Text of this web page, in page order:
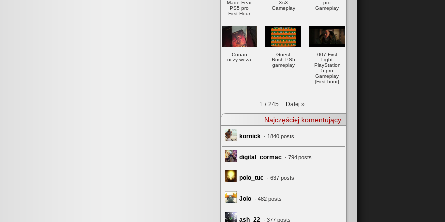
Made Fear
PS5 pro
First Hour
XsX
Gameplay
pro
Gameplay
Conan
oczy węża
Guest
Rush PS5
gameplay
007 First
Light
PlayStation
5 pro
Gameplay
[First hour]
1 / 245 Dalej »
Najczęściej komentujący
kornick · 1840 posts
digital_cormac · 794 posts
polo_tuc · 637 posts
Jolo · 482 posts
ash_22 · 377 posts